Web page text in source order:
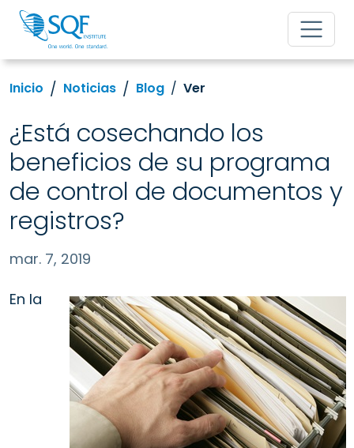
Inicio Noticias Blog Ver
¿Está cosechando los
beneficios de su programa
de control de documentos y
registros?
mar. 7, 2019
En la